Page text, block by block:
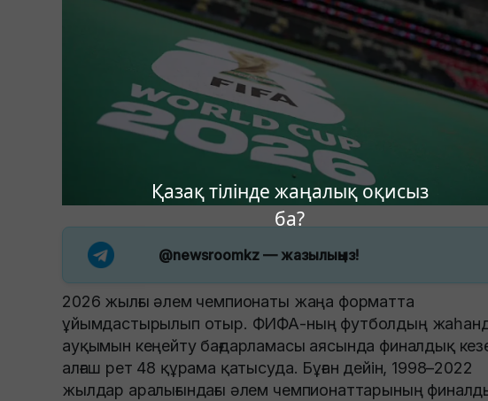
Қазақ тілінде жаңалық оқисыз
ба?
@newsroomkz— жазылыңыз!
2026 жылғы әлем чемпионаты жаңа форматта
ұйымдастырылып отыр. ФИФА-ның футболдың
ауқымын кеңейту бағдарламасы аясында финалдық
алғаш рет 48 құрама қатысуда. Бұған дейін, 1998–2022
жылдар аралығындағы әлем чемпионаттарының